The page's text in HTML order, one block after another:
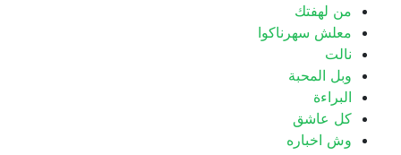
من لهفتك
معلش سهرناكوا
نالت
وبل المحبة
البراءة
كل عاشق
وش اخباره